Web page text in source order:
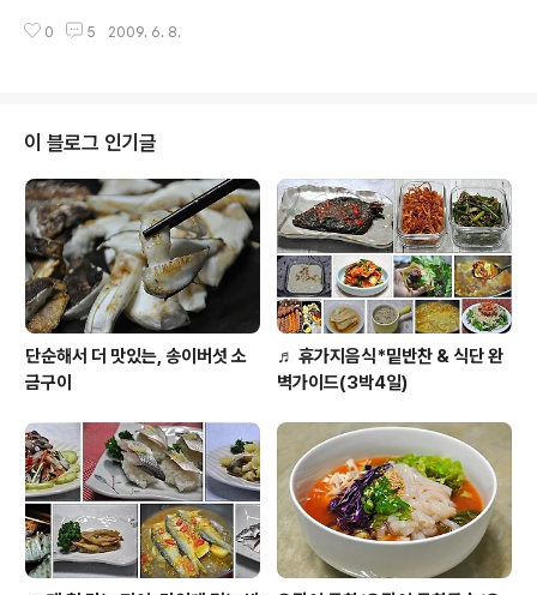
본 탄곡항. 저 멀리 돔모양 천막이 탄도항에 있는 해양탐험
른 2000원, 아이 1000원 문의전화 032) 886-0126 탄도항에서 누에섬까
있어요. 누에섬 등대전망대 아이와 함께가서 어촌박물관을 돌아보시고.. 물때를
맞추면 바닷길이 열리는 시간에는 바닷길을 건너 등대섬에 들어가 전망대에 들
어가 체험을하고 갯벗체험..
0 5 2009. 6. 8.
이 블로그 인기글
단순해서 더 맛있는, 송이버섯 소
금구이
♬ 휴가지음식*밑반찬 & 식단 완
벽가이드(3박4일)